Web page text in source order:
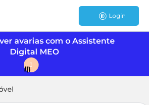
Login
avarias com o Assistente
Digital MEO
J